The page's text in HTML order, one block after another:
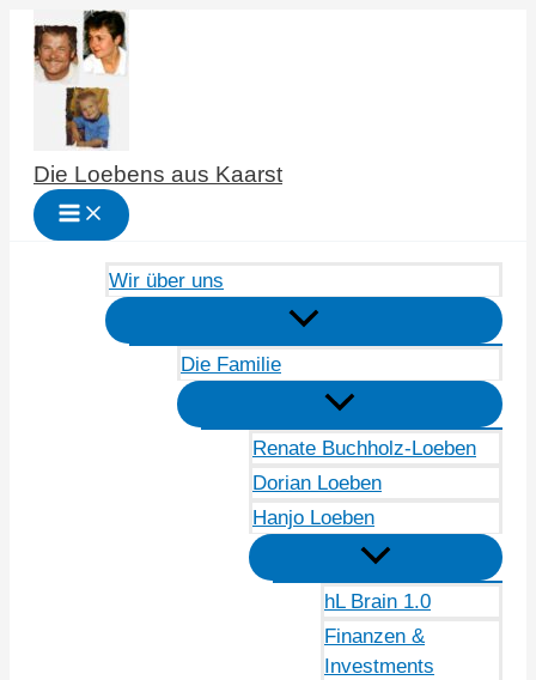
Zum
Inhalt
springen
Die Loebens aus Kaarst
Wir über uns
Die Familie
Renate Buchholz-Loeben
Dorian Loeben
Hanjo Loeben
hL Brain 1.0
Finanzen &
Investments